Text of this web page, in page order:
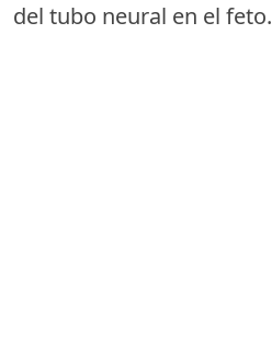
del tubo neural en el feto.